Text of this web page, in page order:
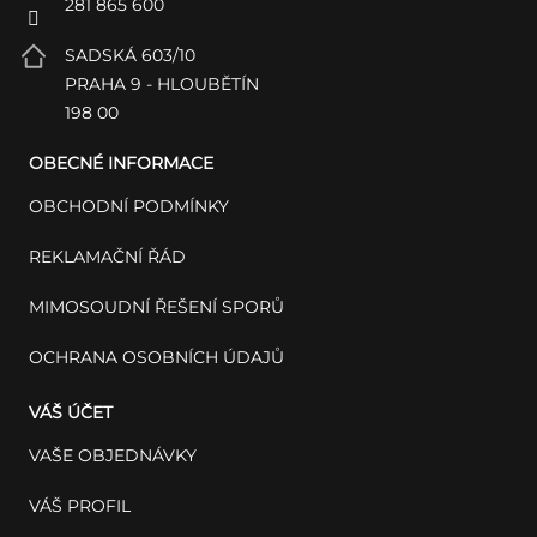
281 865 600
SADSKÁ 603/10
PRAHA 9 - HLOUBĚTÍN
198 00
OBECNÉ INFORMACE
OBCHODNÍ PODMÍNKY
REKLAMAČNÍ ŘÁD
MIMOSOUDNÍ ŘEŠENÍ SPORŮ
OCHRANA OSOBNÍCH ÚDAJŮ
VÁŠ ÚČET
VAŠE OBJEDNÁVKY
VÁŠ PROFIL